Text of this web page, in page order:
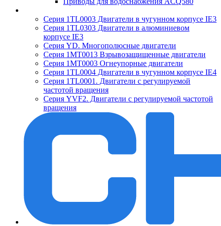
Серия 1TL0003 Двигатели в чугунном корпусе IE3
Серия 1TL0303 Двигатели в алюминиевом
корпусе IE3
Серия YD. Многополюсные двигатели
Серия 1MT0013 Взрывозащищенные двигатели
Серия 1MT0003 Огнеупорные двигатели
Серия 1TL0004 Двигатели в чугунном корпусе IE4
Серия 1TL0001. Двигатели с регулируемой
частотой вращения
Серия YVF2. Двигатели с регулируемой частотой
вращения